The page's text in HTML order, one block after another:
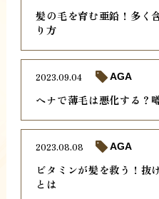
髪の毛を育む亜鉛！多く
り方
ヘナで薄毛は悪化する？
2023.09.04 AGA
ビタミンが髪を救う！抜
とは
2023.08.08 AGA